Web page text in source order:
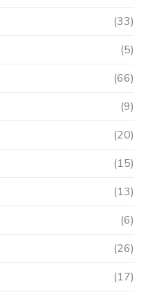
(33)
(5)
(66)
(9)
(20)
(15)
(13)
(6)
(26)
(17)